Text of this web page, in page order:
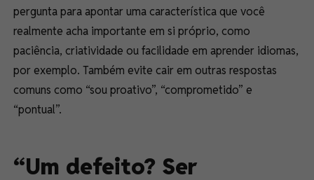
pergunta para apontar uma característica que você
realmente acha importante em si próprio, como
paciência, criatividade ou facilidade em aprender idiomas,
por exemplo. Também evite cair em outras respostas
comuns como “sou proativo”, “comprometido” e
“pontual”.
“Um defeito? Ser